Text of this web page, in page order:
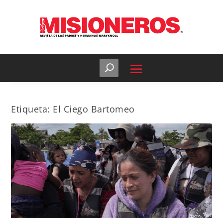
Etiqueta: El Ciego Bartomeo